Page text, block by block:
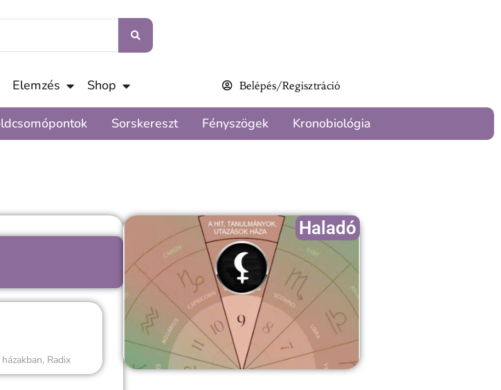
Elemzés Shop Belépés/Regisztráció
Sorskereszt Fényszögek Kronobiológia
, Radix
Haladó